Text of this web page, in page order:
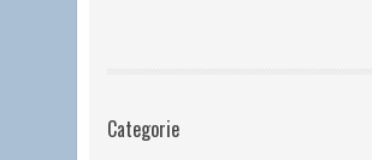
Categorie